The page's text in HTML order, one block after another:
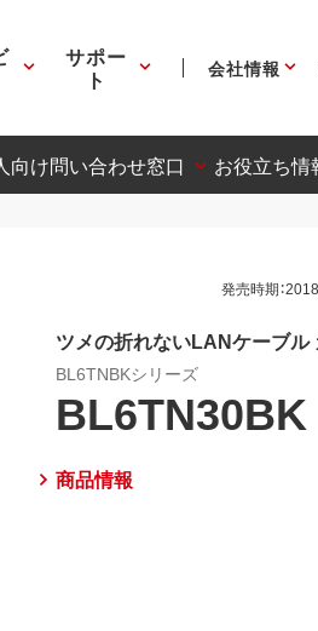
サポー
ト 会社情報
向け問い合わせ窓口 お役立ち情
発売時期：
ツメの折れないLANケーブル
BL6TNBKシリーズ
BL6TN30BK
商品情報